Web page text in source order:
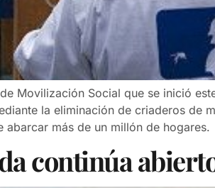
Movilización Social que se inició
la eliminación de criaderos de
abarcar más de un millón de
continúa